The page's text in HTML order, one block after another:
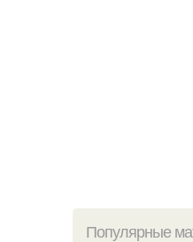
Популярные